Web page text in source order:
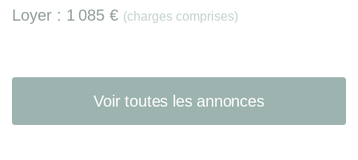
Loyer : 1 085 € (charges comprises)
Voir toutes les annonces